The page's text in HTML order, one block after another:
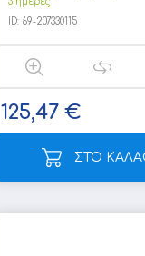
ID: 69-207330115
125,47 €
ΣΤΟ